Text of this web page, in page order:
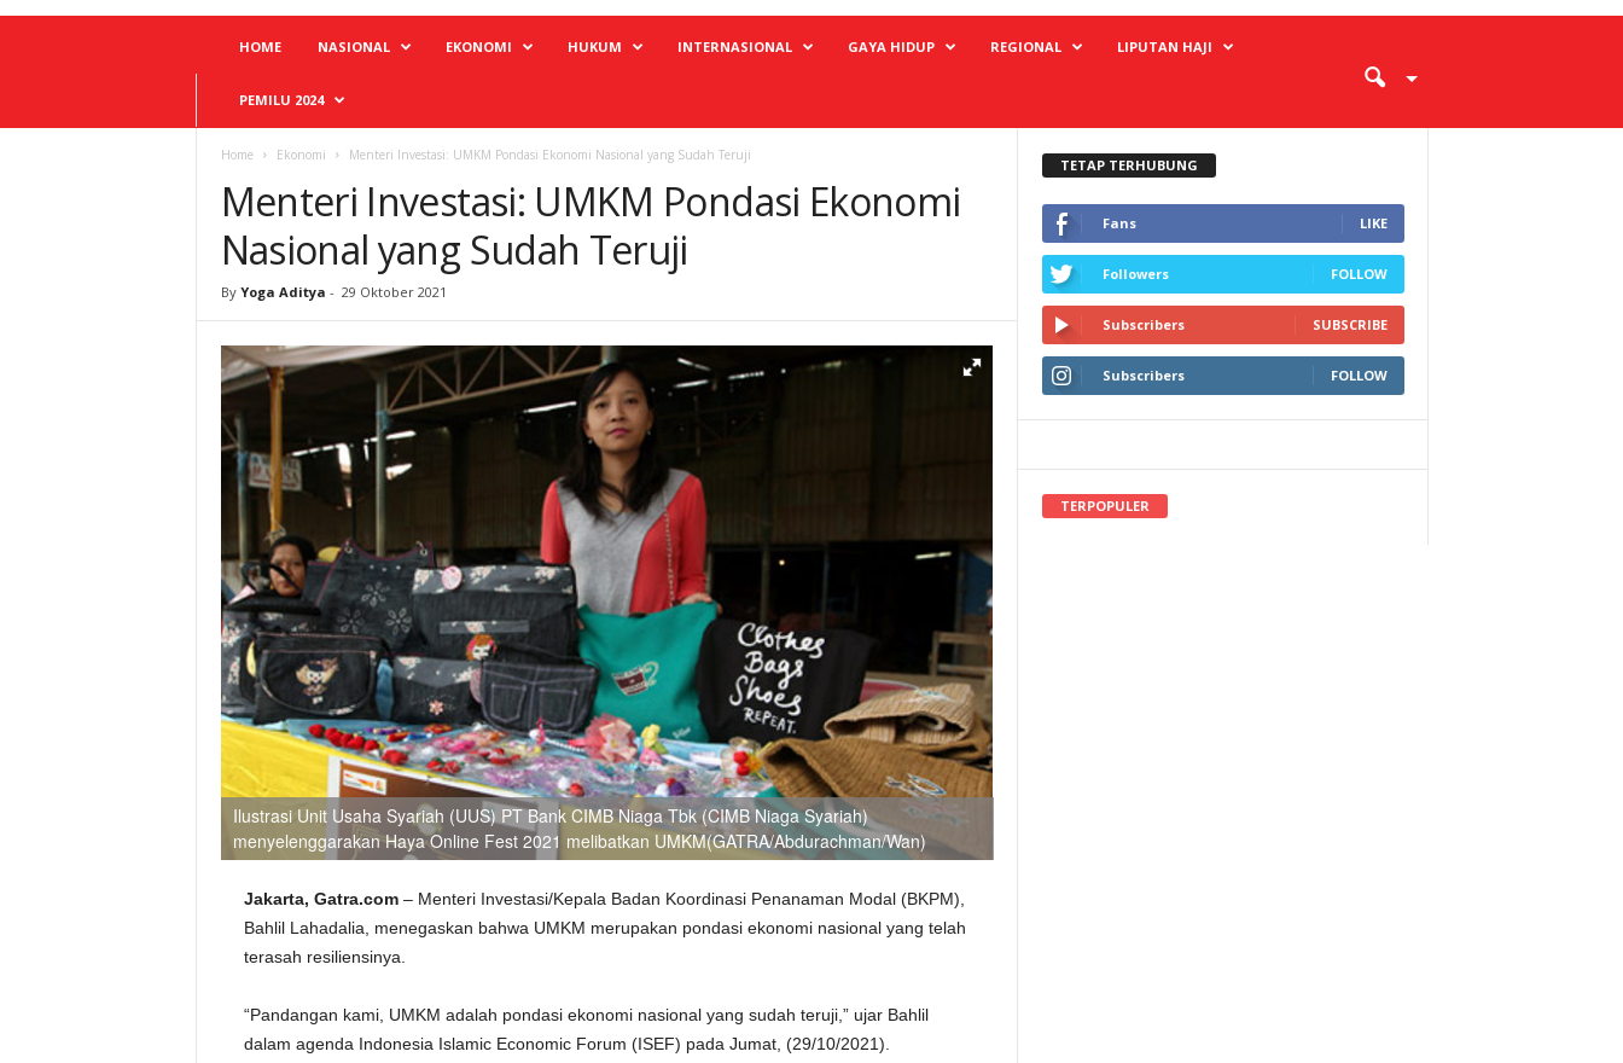
HOME NASIONAL EKONOMI HUKUM INTERNASIONAL GAYA HIDUP REGIONAL LIPUTAN HAJI
PEMILU 2024
Home Ekonomi Menteri Investasi: UMKM Pondasi Ekonomi Nasional yang Sudah Teruji
Menteri Investasi: UMKM Pondasi Ekonomi
Nasional yang Sudah Teruji
By Yoga Aditya - 29 Oktober 2021
Ilustrasi Unit Usaha Syariah (UUS) PT Bank CIMB Niaga Tbk (CIMB Niaga Syariah)
menyelenggarakan Haya Online Fest 2021 melibatkan UMKM(GATRA/Abdurachman/Wan)
Jakarta, Gatra.com – Menteri Investasi/Kepala Badan Koordinasi Penanaman Modal (BKPM),
Bahlil Lahadalia, menegaskan bahwa UMKM merupakan pondasi ekonomi nasional yang telah
terasah resiliensinya.
“Pandangan kami, UMKM adalah pondasi ekonomi nasional yang sudah teruji,” ujar Bahlil
dalam agenda Indonesia Islamic Economic Forum (ISEF) pada Jumat, (29/10/2021).
TETAP TERHUBUNG
Fans LIKE
Followers FOLLOW
Subscribers SUBSCRIBE
Subscribers FOLLOW